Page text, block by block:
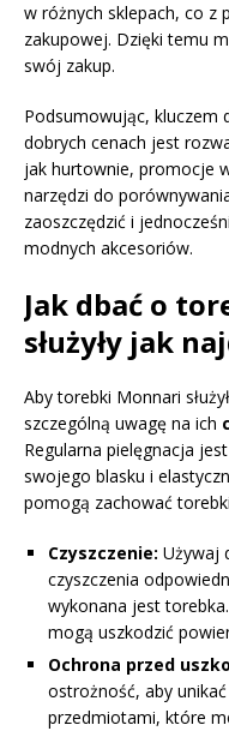
w różnych sklepach, co z
zakupowej. Dzięki temu
swój zakup.
Podsumowując, kluczem
dobrych cenach jest
jak hurtownie, promocje
narzędzi do
zaoszczędzić i
modnych akcesoriów.
Jak dbać o
służyły jak
Aby torebki Monnari
szczególną uwagę na ich
Regularna pielęgnacja
swojego blasku i
pomogą zachować
Czyszczenie: Używaj
czyszczenia
wykonana jest
mogą uszkodzić
Ochrona przed
ostrożność, aby
przedmiotami, które